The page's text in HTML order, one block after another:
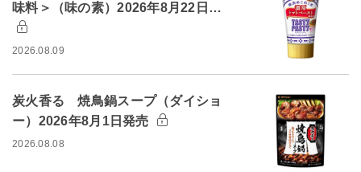
味料＞（味の素）2026年8月22日…
2026.08.09
炭火香る 焼鳥鍋スープ（ダイショ
ー）2026年8月1日発売
2026.08.08